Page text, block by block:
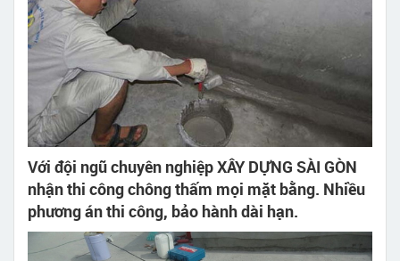
Với đội ngũ chuyên nghiệp XÂY DỰNG SÀI GÒN
nhận thi công chông thấm mọi mặt bằng. Nhiều
phương án thi công, bảo hành dài hạn.